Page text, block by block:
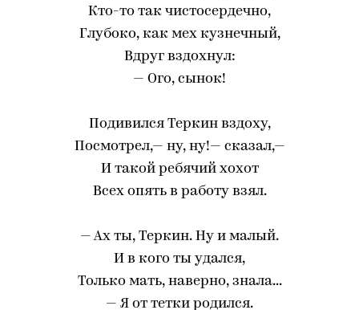
Кто-то так чистосердечно,
Глубоко, как мех кузнечный,
Вдруг вздохнул:
— Ого, сынок!
Подивился Теркин вздоху,
Посмотрел,— ну, ну!— сказал,—
И такой ребячий хохот
Всех опять в работу взял.
— Ах ты, Теркин. Ну и малый.
И в кого ты удался,
Только мать, наверно, знала...
— Я от тетки родился.